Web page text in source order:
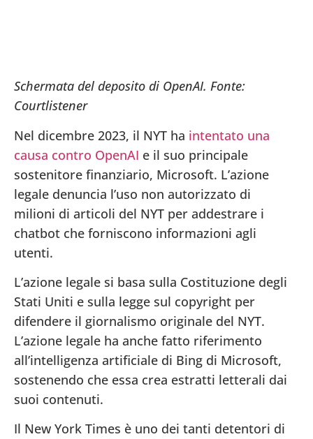
Schermata del deposito di OpenAI. Fonte:
Courtlistener
Nel dicembre 2023, il NYT ha intentato una
causa contro OpenAI e il suo principale
sostenitore finanziario, Microsoft. L’azione
legale denuncia l’uso non autorizzato di
milioni di articoli del NYT per addestrare i
chatbot che forniscono informazioni agli
utenti.
L’azione legale si basa sulla Costituzione degli
Stati Uniti e sulla legge sul copyright per
difendere il giornalismo originale del NYT.
L’azione legale ha anche fatto riferimento
all’intelligenza artificiale di Bing di Microsoft,
sostenendo che essa crea estratti letterali dai
suoi contenuti.
Il New York Times è uno dei tanti detentori di